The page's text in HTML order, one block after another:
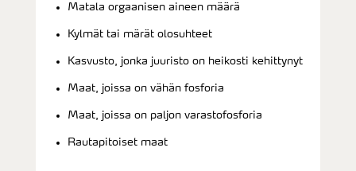
Matala orgaanisen aineen määrä
Kylmät tai märät olosuhteet
Kasvusto, jonka juuristo on heikosti kehittynyt
Maat, joissa on vähän fosforia
Maat, joissa on paljon varastofosforia
Rautapitoiset maat